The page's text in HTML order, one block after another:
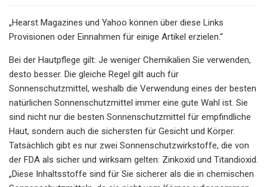
„Hearst Magazines und Yahoo können über diese Links
Provisionen oder Einnahmen für einige Artikel erzielen.“
Bei der Hautpflege gilt: Je weniger Chemikalien Sie verwenden,
desto besser. Die gleiche Regel gilt auch für
Sonnenschutzmittel, weshalb die Verwendung eines der besten
natürlichen Sonnenschutzmittel immer eine gute Wahl ist. Sie
sind nicht nur die besten Sonnenschutzmittel für empfindliche
Haut, sondern auch die sichersten für Gesicht und Körper.
Tatsächlich gibt es nur zwei Sonnenschutzwirkstoffe, die von
der FDA als sicher und wirksam gelten: Zinkoxid und Titandioxid.
„Diese Inhaltsstoffe sind für Sie sicherer als die in chemischen